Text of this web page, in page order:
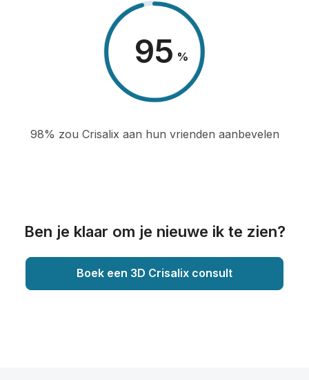
98 %
98% zou Crisalix aan hun vrienden aanbevelen
Ben je klaar om je nieuwe ik te zien?
Boek een 3D Crisalix consult